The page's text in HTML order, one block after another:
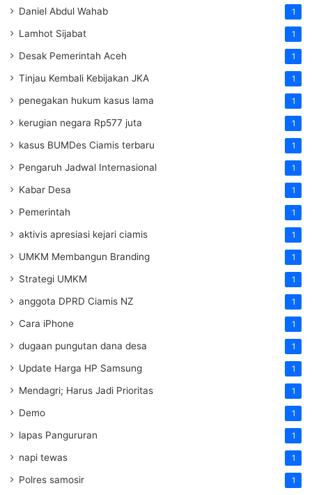
Daniel Abdul Wahab 1
Lamhot Sijabat 1
Desak Pemerintah Aceh 1
Tinjau Kembali Kebijakan JKA 1
penegakan hukum kasus lama 1
kerugian negara Rp577 juta 1
kasus BUMDes Ciamis terbaru 1
Pengaruh Jadwal Internasional 1
Kabar Desa 1
Pemerintah 1
aktivis apresiasi kejari ciamis 1
UMKM Membangun Branding 1
Strategi UMKM 1
anggota DPRD Ciamis NZ 1
Cara iPhone 1
dugaan pungutan dana desa 1
Update Harga HP Samsung 1
Mendagri; Harus Jadi Prioritas 1
Demo 1
lapas Pangururan 1
napi tewas 1
Polres samosir 1